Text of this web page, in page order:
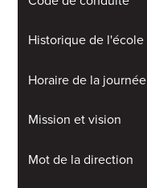
Historique de l'école
Horaire de la journée
Mission et vision
Mot de la direction